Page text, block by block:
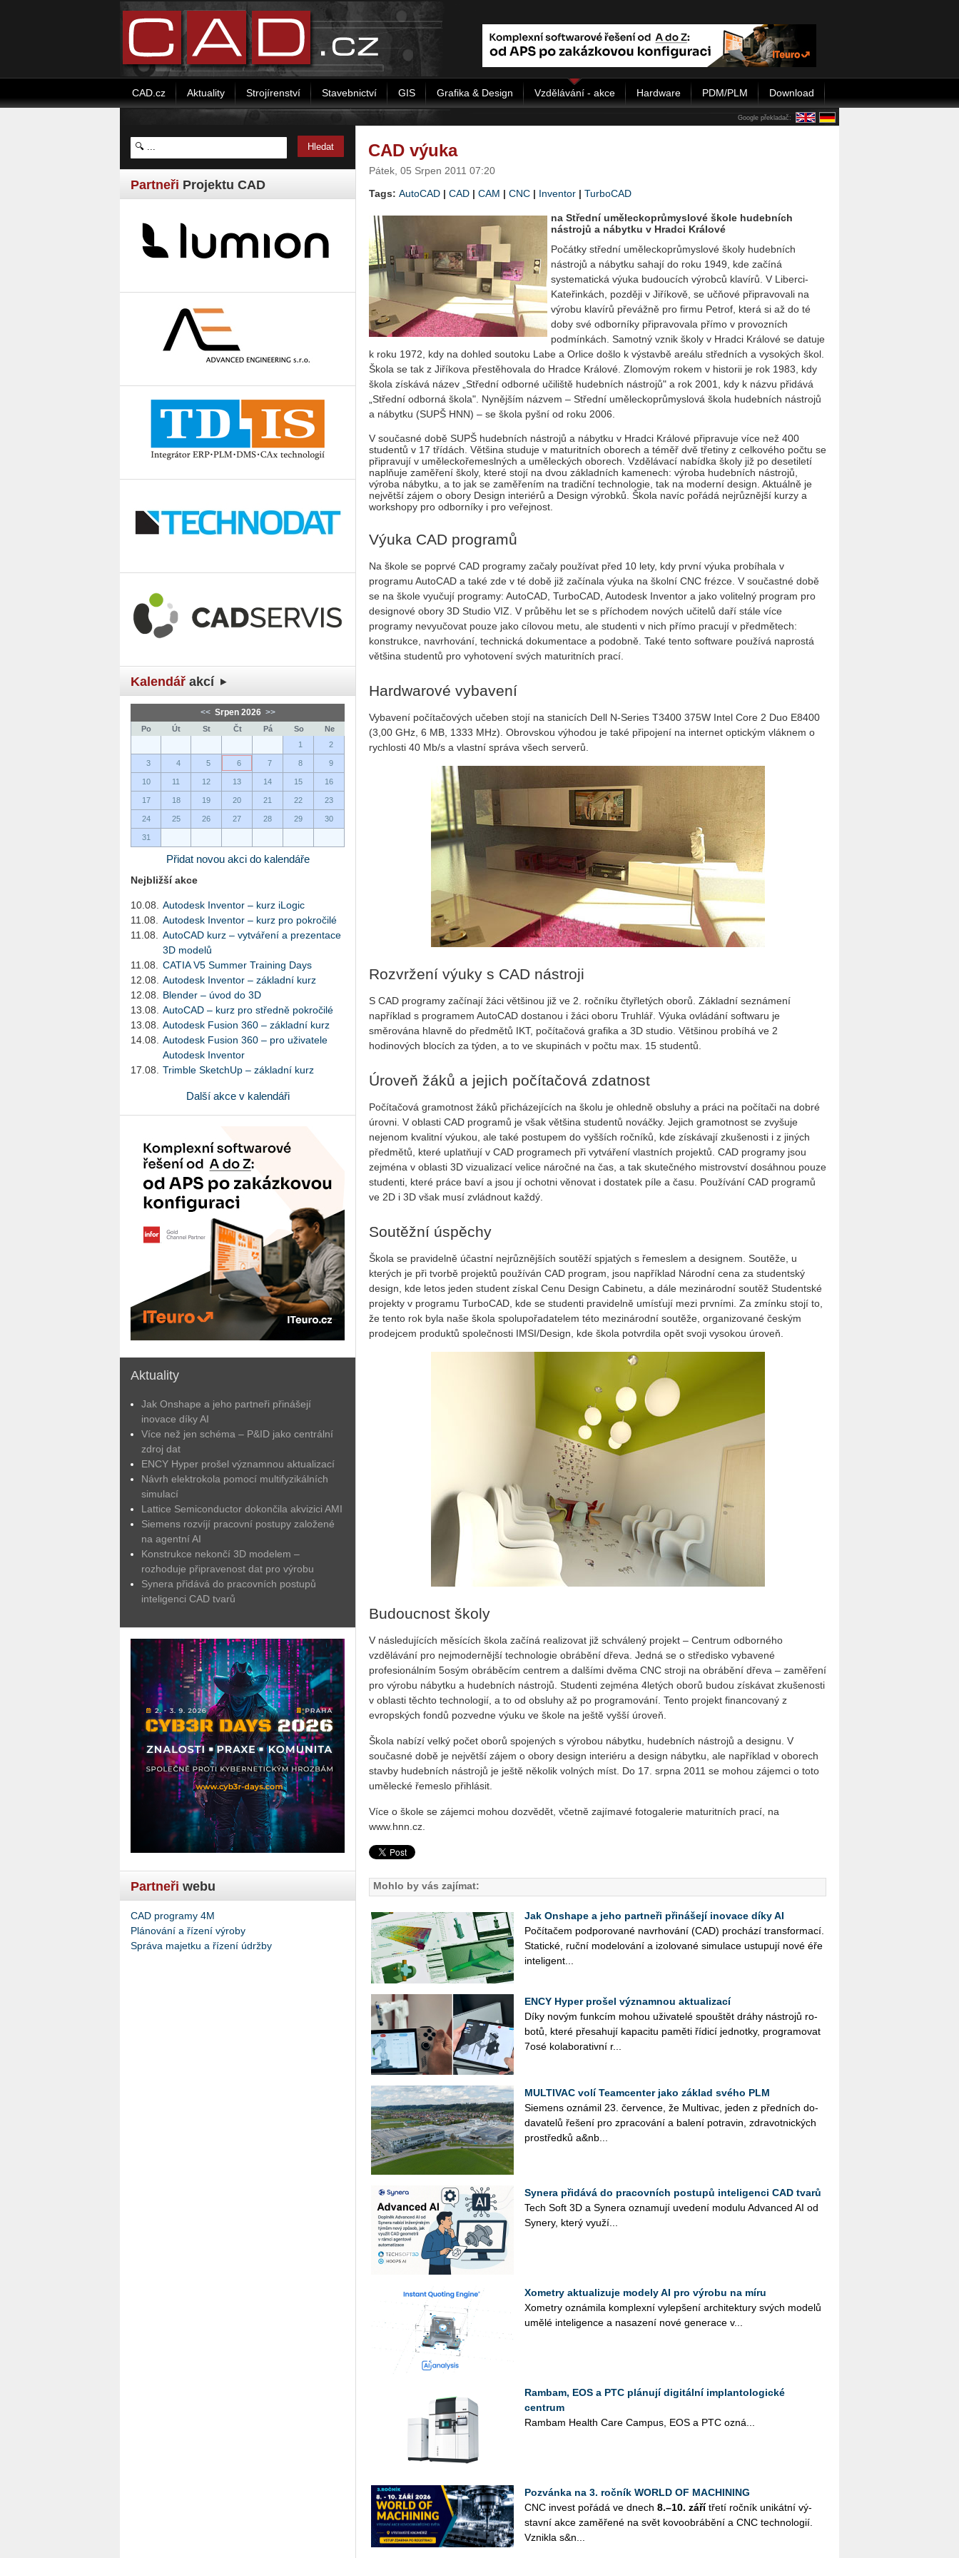
CAD.cz Aktuality Strojírenství Stavebnictví GIS Grafika & Design Vzdělávání - akce Hardware PDM/PLM Download
Google překladač:
Partneři Projektu CAD
Kalendář akcí
<< Srpen 2026 >>
Po Út St Čt Pá So
Ne
1
2
3 4 5 6 7 8 9
10 11 12 13 14 15 16
17 18 19 20 21 22 23
24 25 26 27 28 29 30
31
Přidat novou akci do kalendáře
Nejbližší akce
10.08.
Autodesk Inventor – kurz iLogic
11.08.
Autodesk Inventor – kurz pro pokročilé
11.08.
AutoCAD kurz – vytváření a prezentace
3D modelů
11.08.
CATIA V5 Summer Training Days
12.08.
Autodesk Inventor – základní kurz
12.08.
Blender – úvod do 3D
13.08.
AutoCAD – kurz pro středně pokročilé
13.08.
Autodesk Fusion 360 – základní kurz
14.08.
Autodesk Fusion 360 – pro uživatele
Autodesk Inventor
17.08.
Trimble SketchUp – základní kurz
Další akce v kalendáři
Aktuality
Jak Onshape a jeho partneři přinášejí
inovace díky AI
Více než jen schéma – P&ID jako centrální
zdroj dat
ENCY Hyper prošel významnou aktualizací
Návrh elektrokola pomocí multifyzikálních
simulací
Lattice Semiconductor dokončila akvizici AMI
Siemens rozvíjí pracovní postupy založené
na agentní AI
Konstrukce nekončí 3D modelem –
rozhoduje připravenost dat pro výrobu
Synera přidává do pracovních postupů
inteligenci CAD tvarů
Partneři webu
CAD programy 4M
Plánování a řízení výroby
Správa majetku a řízení údržby
CAD výuka
Pátek, 05 Srpen 2011 07:20
Tags: AutoCAD | CAD | CAM | CNC | Inventor | TurboCAD
na Střední uměleckoprůmyslové škole hudebních
nástrojů a nábytku v Hradci Králové
Počátky střední uměleckoprůmyslové školy hudebních
nástrojů a nábytku sahají do roku 1949, kde začíná
systematická výuka budoucích výrobců klavírů. V Liberci-
Kateřinkách, později v Jiříkově, se učňové připravovali na
výrobu klavírů převážně pro firmu Petrof, která si až do té
doby své odborníky připravovala přímo v provozních
podmínkách. Samotný vznik školy v Hradci Králové se datuje
k roku 1972, kdy na dohled soutoku Labe a Orlice došlo k výstavbě areálu středních a vysokých škol.
Škola se tak z Jiříkova přestěhovala do Hradce Králové. Zlomovým rokem v historii je rok 1983, kdy
škola získává název „Střední odborné učiliště hudebních nástrojů" a rok 2001, kdy k názvu přidává
„Střední odborná škola". Nynějším názvem – Střední uměleckoprůmyslová škola hudebních nástrojů
a nábytku (SUPŠ HNN) – se škola pyšní od roku 2006.
V současné době SUPŠ hudebních nástrojů a nábytku v Hradci Králové připravuje více než 400
studentů v 17 třídách. Většina studuje v maturitních oborech a téměř dvě třetiny z celkového počtu se
připravují v uměleckořemeslných a uměleckých oborech. Vzdělávací nabídka školy již po desetiletí
naplňuje zaměření školy, které stojí na dvou základních kamenech: výroba hudebních nástrojů,
výroba nábytku, a to jak se zaměřením na tradiční technologie, tak na moderní design. Aktuálně je
největší zájem o obory Design interiérů a Design výrobků. Škola navíc pořádá nejrůznější kurzy a
workshopy pro odborníky i pro veřejnost.
Výuka CAD programů
Na škole se poprvé CAD programy začaly používat před 10 lety, kdy první výuka probíhala v
programu AutoCAD a také zde v té době již začínala výuka na školní CNC frézce. V součastné době
se na škole vyučují programy: AutoCAD, TurboCAD, Autodesk Inventor a jako volitelný program pro
designové obory 3D Studio VIZ. V průběhu let se s příchodem nových učitelů daří stále více
programy nevyučovat pouze jako cílovou metu, ale studenti v nich přímo pracují v předmětech:
konstrukce, navrhování, technická dokumentace a podobně. Také tento software používá naprostá
většina studentů pro vyhotovení svých maturitních prací.
Hardwarové vybavení
Vybavení počítačových učeben stojí na stanicích Dell N-Series T3400 375W Intel Core 2 Duo E8400
(3,00 GHz, 6 MB, 1333 MHz). Obrovskou výhodou je také připojení na internet optickým vláknem o
rychlosti 40 Mb/s a vlastní správa všech serverů.
Rozvržení výuky s CAD nástroji
S CAD programy začínají žáci většinou již ve 2. ročníku čtyřletých oborů. Základní seznámení
například s programem AutoCAD dostanou i žáci oboru Truhlář. Výuka ovládání softwaru je
směrována hlavně do předmětů IKT, počítačová grafika a 3D studio. Většinou probíhá ve 2
hodinových blocích za týden, a to ve skupinách v počtu max. 15 studentů.
Úroveň žáků a jejich počítačová zdatnost
Počítačová gramotnost žáků přicházejících na školu je ohledně obsluhy a práci na počítači na dobré
úrovni. V oblasti CAD programů je však většina studentů nováčky. Jejich gramotnost se zvyšuje
nejenom kvalitní výukou, ale také postupem do vyšších ročníků, kde získávají zkušenosti i z jiných
předmětů, které uplatňují v CAD programech při vytváření vlastních projektů. CAD programy jsou
zejména v oblasti 3D vizualizací velice náročné na čas, a tak skutečného mistrovství dosáhnou pouze
studenti, které práce baví a jsou jí ochotni věnovat i dostatek píle a času. Používání CAD programů
ve 2D i 3D však musí zvládnout každý.
Soutěžní úspěchy
Škola se pravidelně účastní nejrůznějších soutěží spjatých s řemeslem a designem. Soutěže, u
kterých je při tvorbě projektů používán CAD program, jsou například Národní cena za studentský
design, kde letos jeden student získal Cenu Design Cabinetu, a dále mezinárodní soutěž Studentské
projekty v programu TurboCAD, kde se studenti pravidelně umísťují mezi prvními. Za zmínku stojí to,
že tento rok byla naše škola spolupořadatelem této mezinárodní soutěže, organizované českým
prodejcem produktů společnosti IMSI/Design, kde škola potvrdila opět svoji vysokou úroveň.
Budoucnost školy
V následujících měsících škola začíná realizovat již schválený projekt – Centrum odborného
vzdělávání pro nejmodernější technologie obrábění dřeva. Jedná se o středisko vybavené
profesionálním 5osým obráběcím centrem a dalšími dvěma CNC stroji na obrábění dřeva – zaměření
pro výrobu nábytku a hudebních nástrojů. Studenti zejména 4letých oborů budou získávat zkušenosti
v oblasti těchto technologií, a to od obsluhy až po programování. Tento projekt financovaný z
evropských fondů pozvedne výuku ve škole na ještě vyšší úroveň.
Škola nabízí velký počet oborů spojených s výrobou nábytku, hudebních nástrojů a designu. V
současné době je největší zájem o obory design interiéru a design nábytku, ale například v oborech
stavby hudebních nástrojů je ještě několik volných míst. Do 17. srpna 2011 se mohou zájemci o toto
umělecké řemeslo přihlásit.
Více o škole se zájemci mohou dozvědět, včetně zajímavé fotogalerie maturitních prací, na
www.hnn.cz.
Mohlo by vás zajímat:
Jak Onshape a jeho partneři přinášejí inovace díky AI
Po­čí­ta­čem pod­po­ro­va­né na­vr­ho­vá­ní (CAD) pro­chá­zí trans­for­ma­cí.
Sta­tic­ké, ruční mo­de­lo­vá­ní a izo­lo­va­né si­mu­la­ce ustu­pu­jí nové éře
in­te­li­gent­...
ENCY Hyper prošel významnou aktualizací
Díky novým funk­cím mohou uži­va­te­lé spouš­tět dráhy ná­stro­jů ro­
bo­tů, které pře­sa­hu­jí ka­pa­ci­tu pa­mě­ti ří­di­cí jed­not­ky, pro­gra­mo­vat
7osé ko­la­bo­ra­tiv­ní r...
MULTIVAC volí Teamcenter jako základ svého PLM
Sie­mens ozná­mil 23. čer­ven­ce, že Mul­ti­vac, jeden z před­ních do­
da­va­te­lů ře­še­ní pro zpra­co­vá­ní a ba­le­ní po­tra­vin, zdra­vot­nic­kých
pro­střed­ků a&nb...
Synera přidává do pracovních postupů inteligenci CAD tvarů
Tech Soft 3D a Sy­ne­ra ozna­mu­jí uve­de­ní mo­du­lu Advan­ced AI od
Sy­ne­ry, který vy­u­ží...
Xometry aktualizuje modely AI pro výrobu na míru
Xo­me­t­ry ozná­mi­la kom­plex­ní vy­lep­še­ní ar­chi­tek­tu­ry svých mo­de­lů
umělé in­te­li­gen­ce a na­sa­ze­ní nové ge­ne­ra­ce v...
Rambam, EOS a PTC plánují digitální implantologické
centrum
Rambam Health Care Campus, EOS a PTC ozná­...
Pozvánka na 3. ročník WORLD OF MACHINING
CNC in­vest po­řá­dá ve dnech 8.–10. zářítřetí roč­ník uni­kát­ní vý­
stav­ní akce za­mě­ře­né na svět ko­vo­ob­rá­bě­ní a CNC tech­no­lo­gií.
Vznik­la s&n...